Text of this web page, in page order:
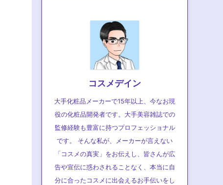
コスメデイン
大手化粧品メーカーで15年以上、今なお現
役の化粧品開発者です。大手美容雑誌での
監修経験も豊富に持つプロフェッショナル
です。 そんな私が、メーカーが言えない
「コスメの真実」をお伝えし、皆さんが広
告や宣伝に惑わされることなく、本当に自
分に合ったコスメに出会えるお手伝いをし